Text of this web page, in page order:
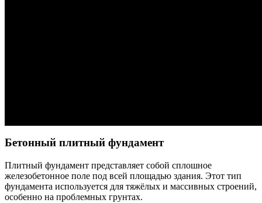
Бетонный плитный фундамент
Плитный фундамент представляет собой сплошное
железобетонное поле под всей площадью здания. Этот тип
фундамента используется для тяжёлых и массивных строений,
особенно на проблемных грунтах.